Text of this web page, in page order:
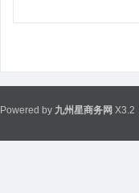
Powered by 九州星商务网 X3.2